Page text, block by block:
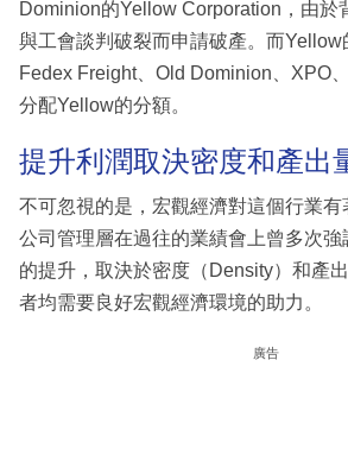
Dominion的Yellow Corporation，由於
與工會談判破裂而申請破產。而
Fedex Freight、Old Dominion、XPO
分配Yellow的分額。
提升利潤取決密度和產出
不可忽視的是，宏觀經濟對這個行業有
公司管理層在過往的業績會上曾多次
的提升，取決於密度（Density）和產
者均需要良好宏觀經濟環境的助力。
廣告